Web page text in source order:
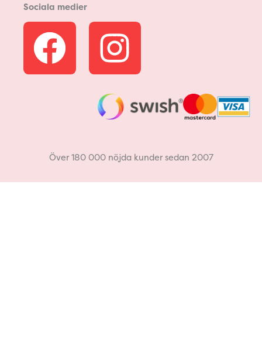
Sociala medier
F
a
b
o
I
n
s
t
a
g
Över 180 000 nöjda kunder sedan 2007